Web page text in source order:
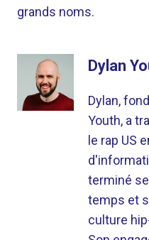
grands noms.
Dylan
Dylan,
Youth, a
le rap US
terminé
temps et
culture